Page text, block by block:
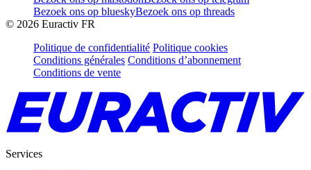
Bezoek ons op blueskyBezoek ons op threads
© 2026 Euractiv FR
Politique de confidentialité Politique cookies
Conditions générales Conditions d’abonnement
Conditions de vente
Services